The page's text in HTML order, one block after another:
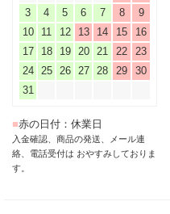
3
4 5 6 7 8
9
10
11 12 13 14 15
16
17
18 19 20 21 22
23
24
25 26 27 28 29
30
31
■赤の日付：休業日
入金確認、商品の発送、メール連
絡、電話受付は おやすみしておりま
す。